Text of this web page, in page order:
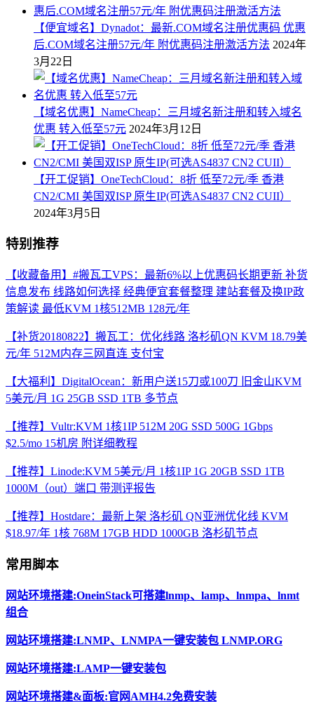
【便宜域名】Dynadot：最新.COM域名注册优惠码 优惠
后.COM域名注册57元/年 附优惠码注册激活方法 2024年
3月22日
【域名优惠】NameCheap：三月域名新注册和转入域名
优惠 转入低至57元 2024年3月12日
【开工促销】OneTechCloud：8折 低至72元/季 香港
CN2/CMI 美国双ISP 原生IP(可选AS4837 CN2 CUII）
2024年3月5日
特别推荐
【收藏备用】#搬瓦工VPS：最新6%以上优惠码长期更新 补货
信息发布 线路如何选择 经典便宜套餐整理 建站套餐及换IP政
策解读 最低KVM 1核512MB 128元/年
【补货20180822】搬瓦工：优化线路 洛杉矶QN KVM 18.79美
元/年 512M内存三网直连 支付宝
【大福利】DigitalOcean：新用户送15刀或100刀 旧金山KVM
5美元/月 1G 25GB SSD 1TB 多节点
【推荐】Vultr:KVM 1核1IP 512M 20G SSD 500G 1Gbps
$2.5/mo 15机房 附详细教程
【推荐】Linode:KVM 5美元/月 1核1IP 1G 20GB SSD 1TB
1000M（out）端口 带测评报告
【推荐】Hostdare：最新上架 洛杉矶 QN亚洲优化线 KVM
$18.97/年 1核 768M 17GB HDD 1000GB 洛杉矶节点
常用脚本
网站环境搭建:OneinStack可搭建lnmp、lamp、lnmpa、lnmt
组合
网站环境搭建:LNMP、LNMPA一键安装包 LNMP.ORG
网站环境搭建:LAMP一键安装包
网站环境搭建&面板:官网AMH4.2免费安装